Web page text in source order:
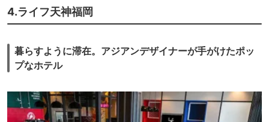
4.ライフ天神福岡
暮らすように滞在。アジアンデザイナーが手がけたポッ
プなホテル